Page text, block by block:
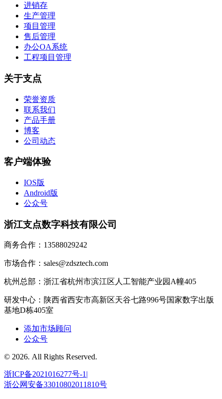
进销存
生产管理
项目管理
售后管理
办公OA系统
工程项目管理
关于支点
荣誉资质
联系我们
产品手册
博客
公司动态
客户端体验
IOS版
Android版
公众号
浙江支点数字科技有限公司
商务合作：13588029242
市场合作：sales@zdsztech.com
杭州总部：浙江省杭州市滨江区人工智能产业园A幢405
研发中心：陕西省西安市高新区天谷七路996号国家数字出版
基地D栋405室
添加市场顾问
公众号
© 2026. All Rights Reserved.
浙ICP备2021016277号-1|
浙公网安备33010802011810号